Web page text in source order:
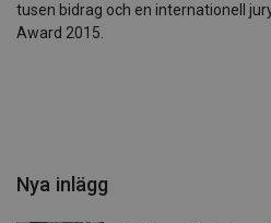
tusen bidrag och en internationell
Award 2015.
Nya inlägg